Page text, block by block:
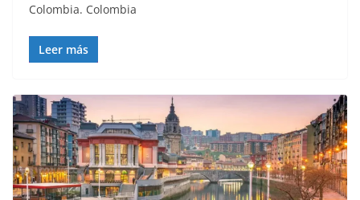
Colombia. Colombia
Leer más